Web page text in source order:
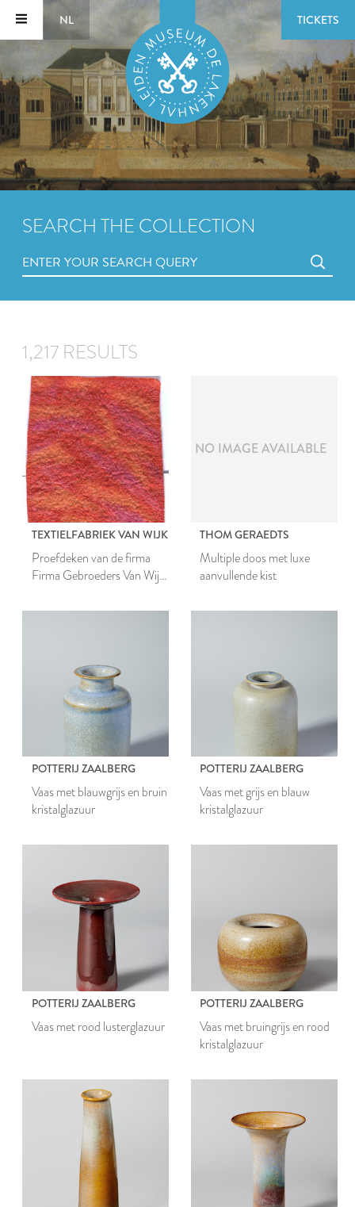
NL TICKETS
SEARCH THE COLLECTION
1,217 RESULTS
TEXTIELFABRIEK VAN WIJK
Proefdeken van de firma
Firma Gebroeders Van Wijk
NO IMAGE AVAILABLE
THOM GERAEDTS
Multiple doos met luxe
aanvullende kist
POTTERIJ ZAALBERG
Vaas met blauwgrijs en bruin
kristalglazuur
POTTERIJ ZAALBERG
Vaas met grijs en blauw
kristalglazuur
POTTERIJ ZAALBERG
Vaas met rood lusterglazuur
POTTERIJ ZAALBERG
Vaas met bruingrijs en rood
kristalglazuur